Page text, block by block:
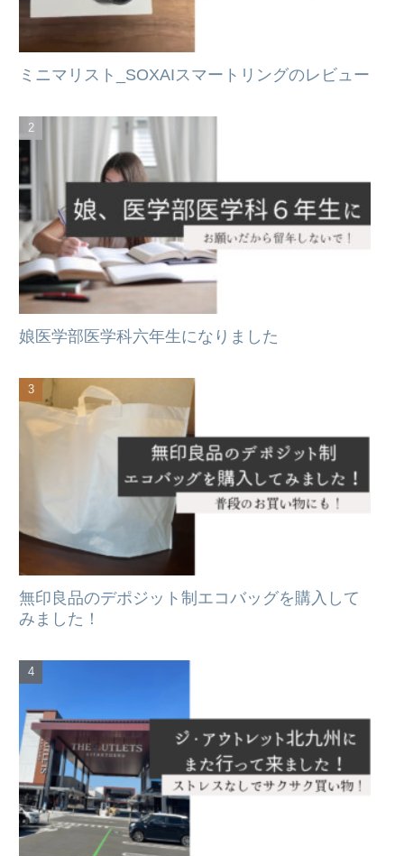
ミニマリスト_SOXAIスマートリングのレビュー
娘医学部医学科六年生になりました
無印良品のデポジット制エコバッグを購入して
みました！